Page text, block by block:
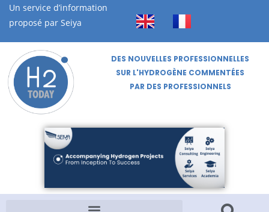
Un service d’information
proposé par Seiya
DES NOUVELLES PROFESSIONNELLES
SUR L'HYDROGÈNE COMMENTÉES
PAR DES PROFESSIONNELS